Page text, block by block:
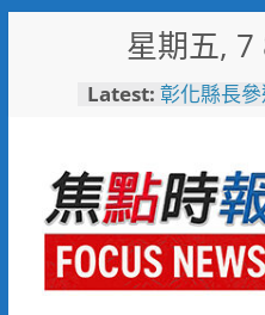
星期五,
Latest: 少子化時
未婚聯誼6
彰化縣長
隊攜手造
局
臺東縣政
美星空」父
不只送禮
雄左營店
家庭體驗成